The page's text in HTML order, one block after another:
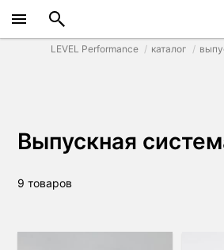
LEVEL Performance каталог
Выпускная
9 товаров